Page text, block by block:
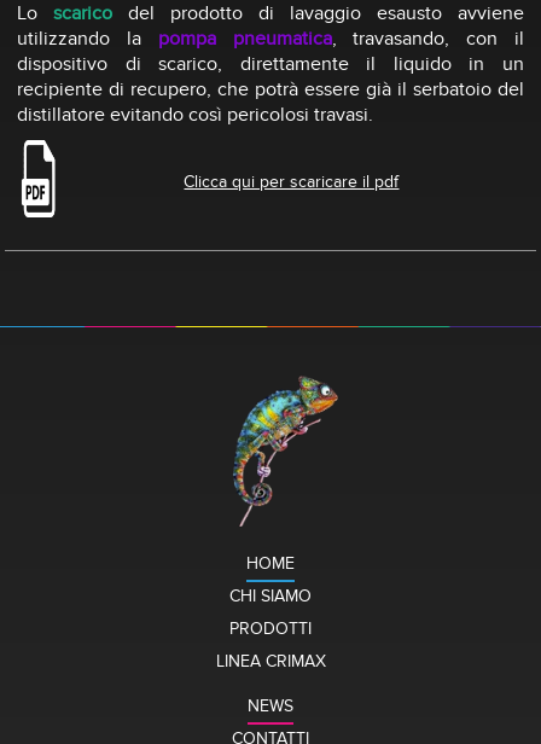
Loscarico
del prodotto di lavaggio esausto avviene
utilizzando la pompa pneumatica, travasando, con il
dispositivo di scarico, direttamente il liquido in un
recipiente di recupero, che potrà essere già il serbatoio del
distillatore evitando così pericolosi travasi.
Clicca qui per scaricare il pdf
HOME
CHI SIAMO
PRODOTTI
LINEA CRIMAX
NEWS
CONTATTI